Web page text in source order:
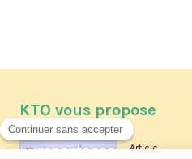
KTO vous propose
Article